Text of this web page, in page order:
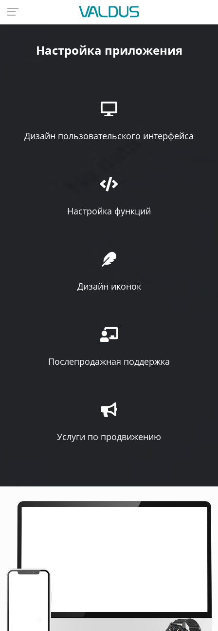
Настройка приложения
Дизайн пользовательского интерфейса
Настройка функций
Дизайн иконок
Послепродажная поддержка
Услуги по продвижению